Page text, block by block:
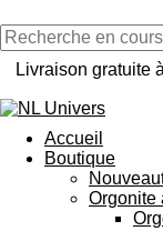
Livraison gratuite
Accueil
Boutique
Orgonite